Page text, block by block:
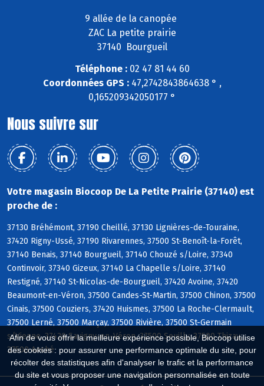
Afin de vous offrir la meilleure expérience possible, Biocoop utilise
des cookies : pour assurer une performance optimale du site, pour
récolter des statistiques afin d'analyser le trafic et la performance
du site et vous proposer une navigation personnalisée en toute
9 allée de la canopée
ZAC La petite prairie
37140 Bourgueil
Téléphone :02 47 81 44 60
Coordonnées GPS :47,2742843864638 ° ,
0,165209342050177 °
Nous suivre sur
Votre magasin Biocoop De La Petite Prairie (37140) est
proche de :
37130 Bréhémont, 37190 Cheillé, 37130 Lignières-de-Touraine,
37420 Rigny-Ussé, 37190 Rivarennes, 37500 St-Benoît-la-Forêt,
37140 Benais, 37140 Bourgueil, 37140 Chouzé s/Loire, 37340
Continvoir, 37340 Gizeux, 37140 La Chapelle s/Loire, 37140
Restigné, 37140 St-Nicolas-de-Bourgueil, 37420 Avoine, 37420
Beaumont-en-Véron, 37500 Candes-St-Martin, 37500 Chinon, 37500
Cinais, 37500 Couziers, 37420 Huismes, 37500 La Roche-Clermault,
37500 Lerné, 37500 Marçay, 37500 Rivière, 37500 St-Germain
s/Vienne, 37420 Savigny-en-Véron, 37500 Seuilly, 37500 Thizay,
37500 Anché